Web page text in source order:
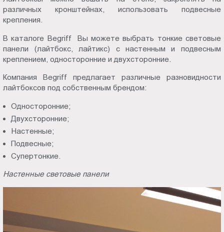
различных кронштейнах, использовать подвесные
крепления.
В каталоге Begriff Вы можете выбрать тонкие световые
панели (лайтбокс, лайтикс) с настенным и подвесным
креплением, односторонние и двухсторонние.
Компания Begriff предлагает различные разновидности
лайтбоксов под собственным брендом:
Односторонние;
Двухсторонние;
Настенные;
Подвесные;
Супертонкие.
Настенные световые панели